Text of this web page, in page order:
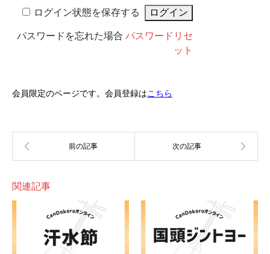
ログイン状態を保存する
パスワードを忘れた場合 パスワードリセ
ット
会員限定のページです。会員登録はこちら
関連記事